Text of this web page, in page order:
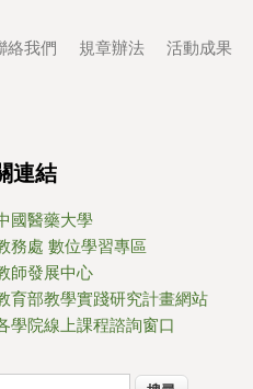
絡我們 規章辦法 活動成果
連結
國醫藥大學
務處 數位學習專區
師發展中心
育部教學實踐研究計畫網站
學院線上課程諮詢窗口